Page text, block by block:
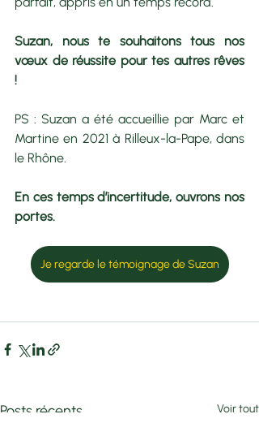
Suzan, nous te souhaitons tous nos
vœux de réussite pour tes autres rêves
!
PS : Suzan a été accueillie par Marc et
Martine en 2021 à Rilleux-la-Pape, dans
le Rhône.
En ces temps d’incertitude, ouvrons nos
portes.
Je regarde le témoignage de Suzan
Posts récents Voir tout